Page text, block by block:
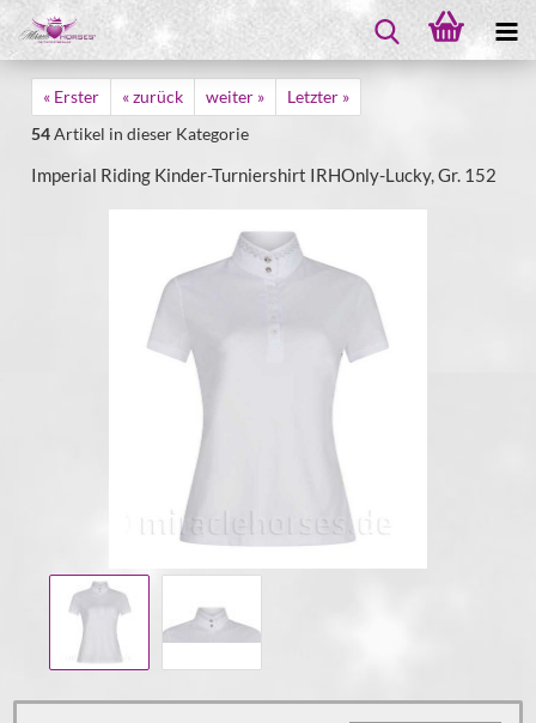
« Erster « zurück weiter »
Letzter »
54Artikel in dieser Kategorie
Imperial Riding Kinder-Turniershirt IRHOnly-Lucky, Gr. 152